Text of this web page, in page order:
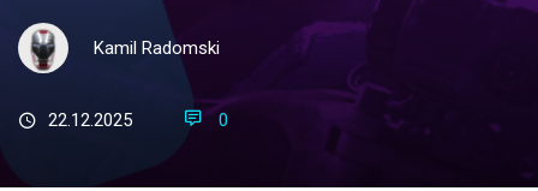
Kamil Radomski
22.12.2025 0